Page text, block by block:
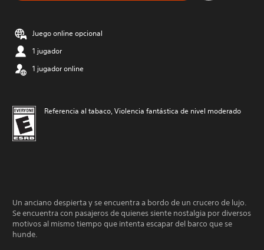
Juego online opcional
1 jugador
1 jugador online
Referencia al tabaco, Violencia fantástica de nivel moderado
Un anciano despierta y se encuentra a bordo de un crucero de lujo.
Se encuentra con pasajeros de quienes siente nostalgia por diversos
motivos al mismo tiempo que intenta escapar del barco que se
hunde.